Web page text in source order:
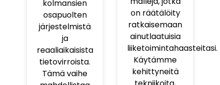
kolmansien
osapuolten
järjestelmistä
ja
reaaliaikaisista
tietovirroista.
Tämä vaihe
on räätälöity
ratkaisemaan
ainutlaatuisia
liiketoimintahaasteitasi.
Käytämme
kehittyneitä